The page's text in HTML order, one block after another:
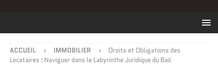
ACCUEIL IMMOBILIER
Droits et Obligations des
Locataires : Naviguer dans le Labyrinthe Juridique du Bail